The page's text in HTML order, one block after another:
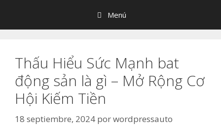
contenido
Menú
Thấu Hiểu Sức Mạnh bat
động sản là gì – Mở Rộng Cơ
Hội Kiếm Tiền
18 septiembre, 2024 porwordpressauto